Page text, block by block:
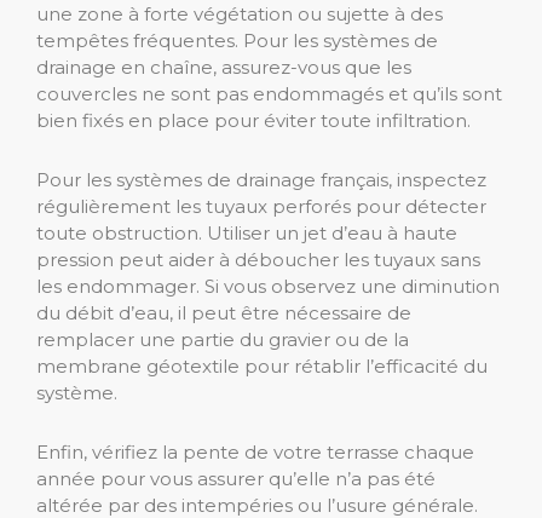
une zone à forte végétation ou sujette à des
tempêtes fréquentes. Pour les systèmes de
drainage en chaîne, assurez-vous que les
couvercles ne sont pas endommagés et qu’ils sont
bien fixés en place pour éviter toute infiltration.
Pour les systèmes de drainage français, inspectez
régulièrement les tuyaux perforés pour détecter
toute obstruction. Utiliser un jet d’eau à haute
pression peut aider à déboucher les tuyaux sans
les endommager. Si vous observez une diminution
du débit d’eau, il peut être nécessaire de
remplacer une partie du gravier ou de la
membrane géotextile pour rétablir l’efficacité du
système.
Enfin, vérifiez la pente de votre terrasse chaque
année pour vous assurer qu’elle n’a pas été
altérée par des intempéries ou l’usure générale.